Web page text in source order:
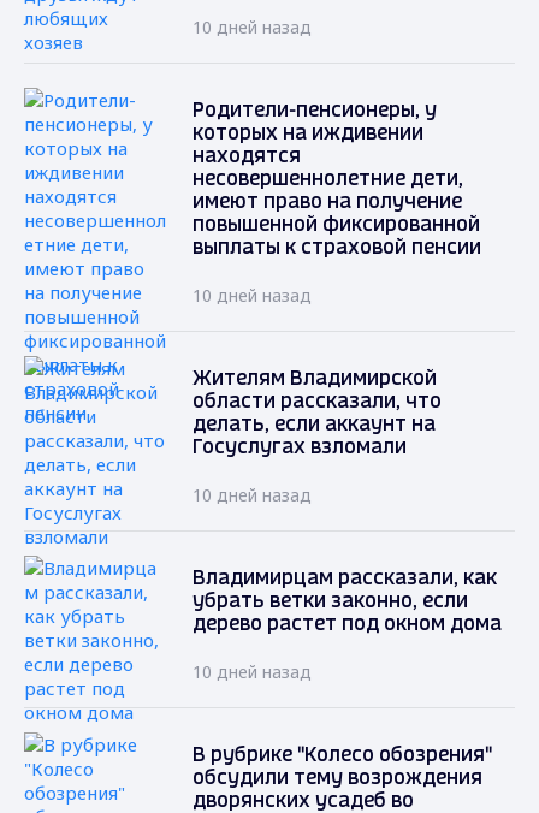
10 дней назад
Родители-пенсионеры, у
которых на иждивении
находятся
несовершеннолетние дети,
имеют право на получение
повышенной фиксированной
выплаты к страховой пенсии
10 дней назад
Жителям Владимирской
области рассказали, что
делать, если аккаунт на
Госуслугах взломали
10 дней назад
Владимирцам рассказали, как
убрать ветки законно, если
дерево растет под окном дома
10 дней назад
В рубрике "Колесо обозрения"
обсудили тему возрождения
дворянских усадеб во